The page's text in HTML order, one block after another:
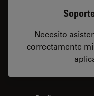
Necesito
correctamente